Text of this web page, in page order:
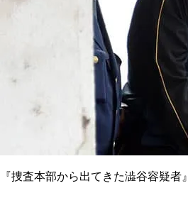
『捜査本部から出てきた澁谷容疑者』